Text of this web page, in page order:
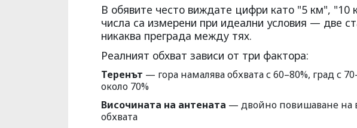
В обявите често виждате цифри като "5 км", "10
числа са измерени при идеални условия — две
никаква преграда между тях.
Реалният обхват зависи от три фактора:
Теренът — гора намалява обхвата с 60–80%, град с
около 70%
Височината на антената — двойно повишаване на
обхвата